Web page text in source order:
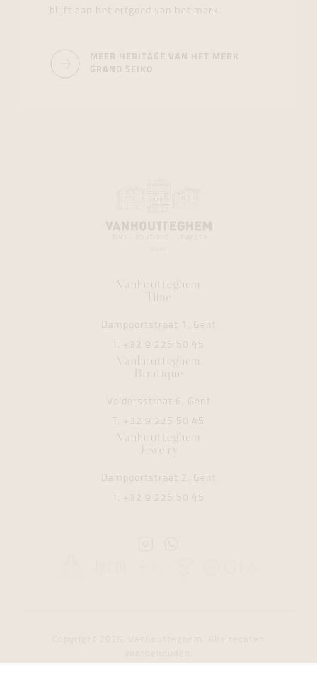
blijft aan het erfgoed van het merk.
MEER HERITAGE VAN HET MERK
GRAND SEIKO
Vanhoutteghem
Time
Dampoortstraat 1, Gent
T. +32 9 225 50 45
Vanhoutteghem
Boutique
Voldersstraat 6, Gent
T. +32 9 225 50 45
Vanhoutteghem
Jewelry
Dampoortstraat 2, Gent
T. +32 9 225 50 45